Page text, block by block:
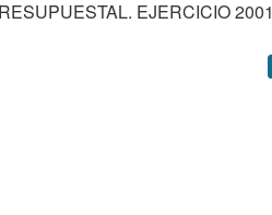
EJERCICIO 2001